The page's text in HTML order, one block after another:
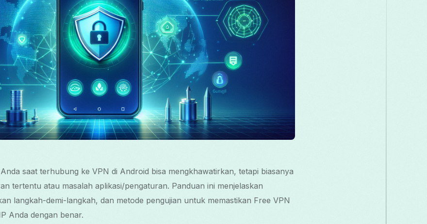
saat terhubung ke VPN di Android bisa mengkhawatirkan, tetapi biasanya
tertentu atau masalah aplikasi/pengaturan. Panduan ini menjelaskan
langkah-demi-langkah, dan metode pengujian untuk memastikan Free VPN
Anda dengan benar.